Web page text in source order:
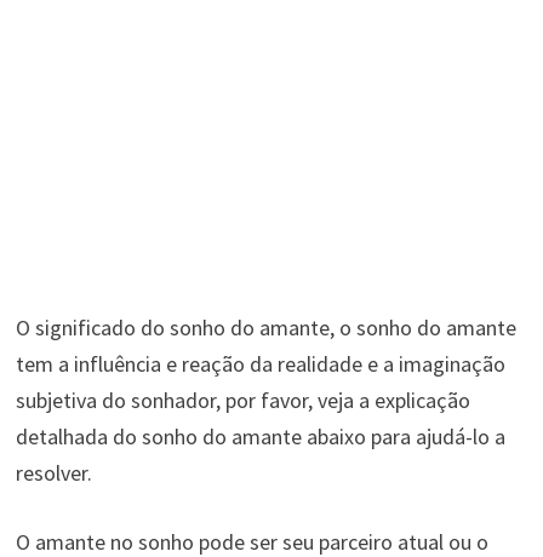
O significado do sonho do amante, o sonho do amante
tem a influência e reação da realidade e a imaginação
subjetiva do sonhador, por favor, veja a explicação
detalhada do sonho do amante abaixo para ajudá-lo a
resolver.
O amante no sonho pode ser seu parceiro atual ou o